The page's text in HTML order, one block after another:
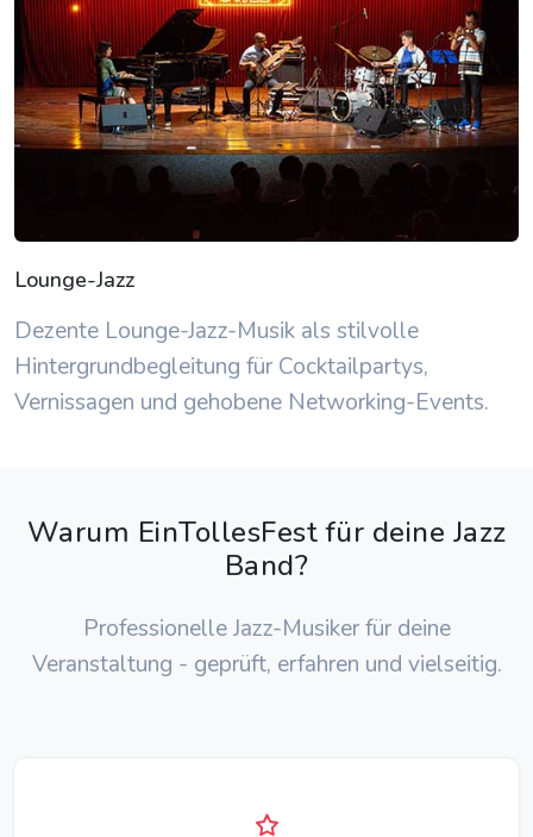
Lounge-Jazz
Dezente Lounge-Jazz-Musik als stilvolle
Hintergrundbegleitung für Cocktailpartys,
Vernissagen und gehobene Networking-Events.
Warum EinTollesFest für deine Jazz
Band?
Professionelle Jazz-Musiker für deine
Veranstaltung - geprüft, erfahren und vielseitig.